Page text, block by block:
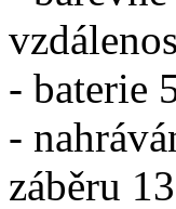
- baterie
-
záběru